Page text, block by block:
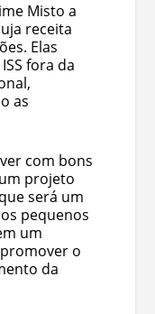
Misto a
receita
Elas
fora da
as
com bons
projeto
será um
pequenos
um
o
da